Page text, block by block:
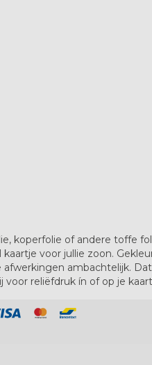
koperfolie of andere toffe
voor jullie zoon.
afwerkingen ambachtelijk.
voor reliëfdruk ín of op je